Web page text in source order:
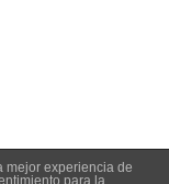
– 2025
mejor experiencia de
para la